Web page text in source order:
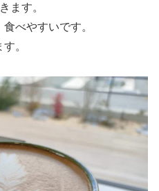
ます。
べやすいです。
。